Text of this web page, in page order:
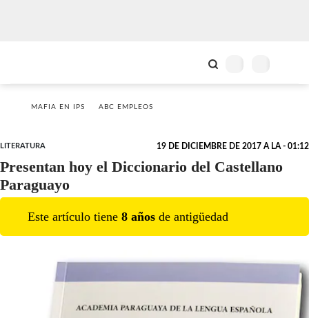
MAFIA EN IPS ABC EMPLEOS
LITERATURA 19 DE DICIEMBRE DE 2017 A LA - 01:12
Presentan hoy el Diccionario del Castellano
Paraguayo
Este artículo tiene 8 años de antigüedad